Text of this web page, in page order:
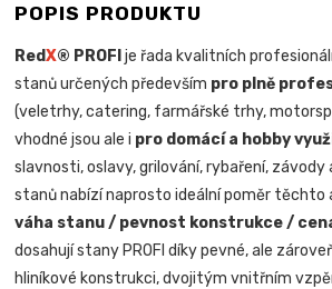
POPIS PRODUKTU
RedX® PROFI je řada kvalitních
stanů určených především pro plně
(veletrhy, catering, farmářské trhy,
vhodné jsou ale i pro domácí a hobby
slavnosti, oslavy, grilování, rybaření,
stanů nabízí naprosto ideální poměr těchto
váha stanu / pevnost konstrukce /
dosahují stany PROFI díky pevné, ale
hliníkové konstrukci, dvojitým vnitřním